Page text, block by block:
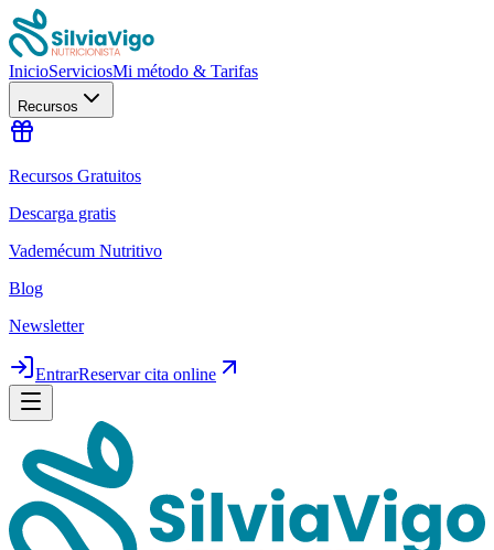
InicioServiciosMi método & Tarifas
Recursos
Recursos Gratuitos
Descarga gratis
Vademécum Nutritivo
Blog
Newsletter
EntrarReservar cita online